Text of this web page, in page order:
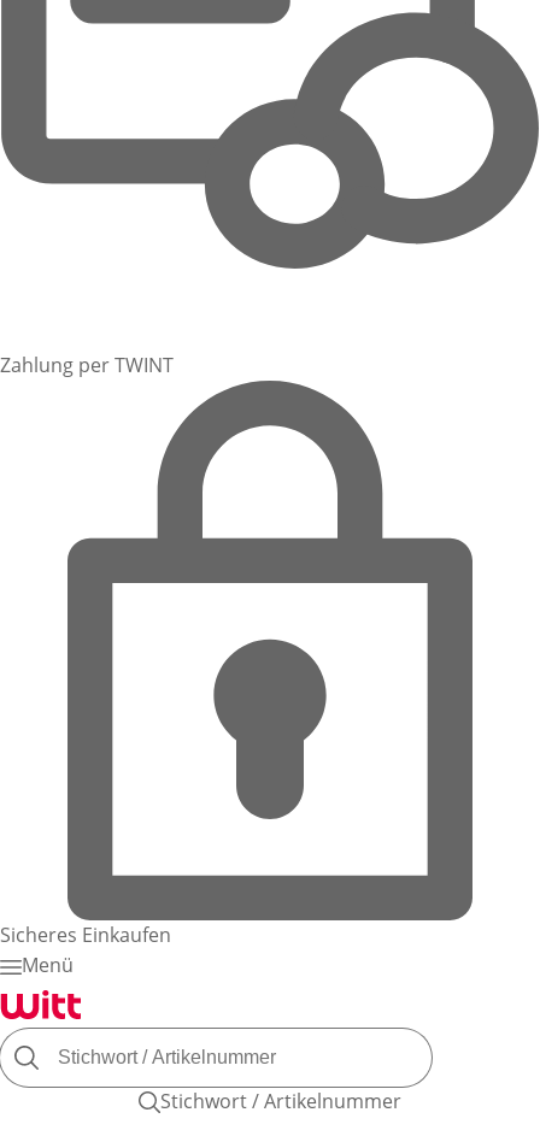
Zahlung per TWINT
Sicheres Einkaufen
Menü
Stichwort / Artikelnummer